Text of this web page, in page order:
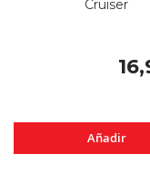
Cruiser
Añadir